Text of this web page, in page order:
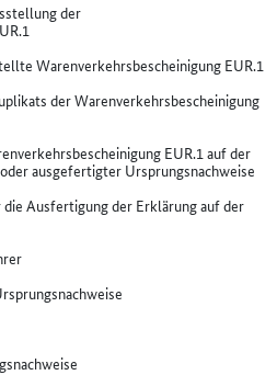
der
Warenverkehrsbescheinigung EUR.1
der Warenverkehrsbescheinigung
EUR.1 auf der
ausgefertigter Ursprungsnachweise
Ausfertigung der Erklärung auf der